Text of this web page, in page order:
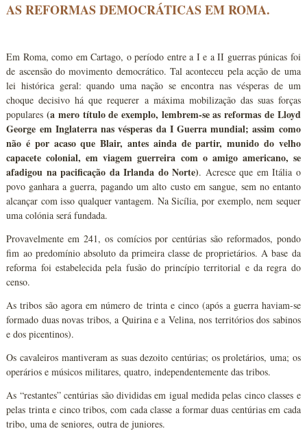
AS REFORMAS DEMOCRÁTICAS EM ROMA.
Em Roma, como em Cartago, o período entre a I e a II guerras púnicas foi
de ascensão do movimento democrático. Tal aconteceu pela acção de uma
lei histórica geral: quando uma nação se encontra nas vésperas de um
choque decisivo há que requerer a máxima mobilização das suas forças
populares(a mero título de exemplo, lembrem-se as reformas de Lloyd
George em Inglaterra nas vésperas da I Guerra mundial; assim como
não é por acaso que Blair, antes ainda de partir, munido do velho
capacete colonial, em viagem guerreira com o amigo americano, se
afadigou na pacificação da Irlanda do Norte). Acresce que em Itália o
povo ganhara a guerra, pagando um alto custo em sangue, sem no entanto
alcançar com isso qualquer vantagem. Na Sicília, por exemplo, nem sequer
uma colónia será fundada.
Provavelmente em 241, os comícios por centúrias são reformados, pondo
fim ao predomínio absoluto da primeira classe de proprietários. A base da
reforma foi estabelecida pela fusão do princípio territorial e da regra do
censo.
As tribos são agora em número de trinta e cinco (após a guerra haviam-se
formado duas novas tribos, a Quirina e a Velina, nos territórios dos sabinos
e dos picentinos).
Os cavaleiros mantiveram as suas dezoito centúrias; os proletários, uma; os
operários e músicos militares, quatro, independentemente das tribos.
As “restantes” centúrias são divididas em igual medida pelas cinco classes e
pelas trinta e cinco tribos, com cada classe a formar duas centúrias em cada
tribo, uma de seniores, outra de juniores.